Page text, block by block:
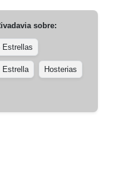
sobre:
Estrellas
Estrella Hosterias